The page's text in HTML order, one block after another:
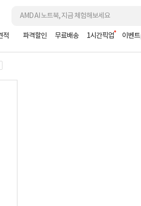
적 파격할인 무료배송 1시간픽업 이벤트